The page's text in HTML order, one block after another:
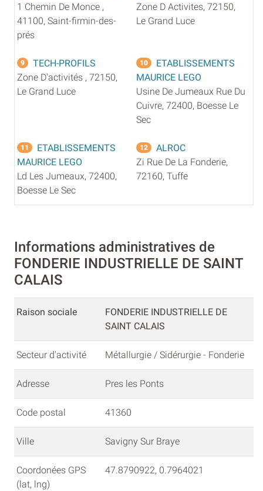
1 Chemin De Monce ,
41100, Saint-firmin-des-
prés
Zone D Activites, 72150,
Le Grand Luce
9
TECH-PROFILS
Zone D'activités , 72150,
Le Grand Luce
10
ETABLISSEMENTS
MAURICE LEGO
Usine De Jumeaux Rue Du
Cuivre, 72400, Boesse Le
Sec
11
ETABLISSEMENTS
MAURICE LEGO
Ld Les Jumeaux, 72400,
Boesse Le Sec
12
ALROC
Zi Rue De La Fonderie,
72160, Tuffe
Informations administratives de
FONDERIE INDUSTRIELLE DE SAINT
CALAIS
Raison sociale
FONDERIE INDUSTRIELLE DE
SAINT CALAIS
Secteur d'activité Métallurgie / Sidérurgie - Fonderie
Adresse Pres les Ponts
Code postal 41360
Ville Savigny Sur Braye
Coordonées GPS
(lat, lng)
47.8790922, 0.7964021